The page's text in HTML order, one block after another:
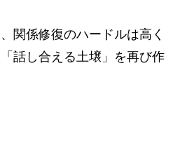
関係修復のハードルは高く
話し合える土壌」を再び作